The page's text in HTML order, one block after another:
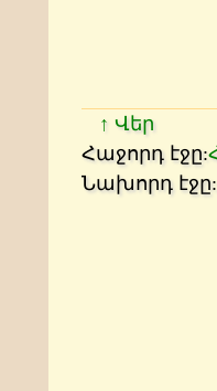
↑ Վեր
Հաջորդ էջը:
Նախորդ էջը: